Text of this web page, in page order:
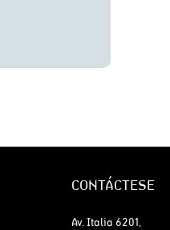
CONTÁCTESE
Av. Italia 6201,